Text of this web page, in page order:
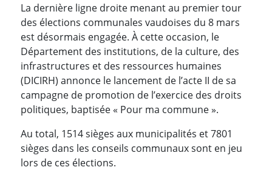
La dernière ligne droite menant au premier tour
des élections communales vaudoises du 8 mars
est désormais engagée. À cette occasion, le
Département des institutions, de la culture, des
infrastructures et des ressources humaines
(DICIRH) annonce le lancement de l’acte II de sa
campagne de promotion de l’exercice des droits
politiques, baptisée « Pour ma commune ».
Au total, 1514 sièges aux municipalités et 7801
sièges dans les conseils communaux sont en jeu
lors de ces élections.